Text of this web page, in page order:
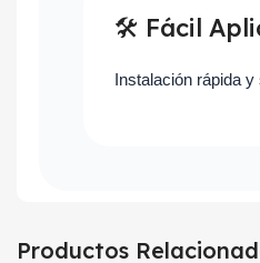
🛠 Fácil
Instalación rápida y
Productos